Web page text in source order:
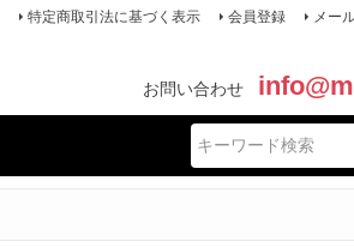
特定商取引法に基づく表示 会員登録 メー
お問い合わせ